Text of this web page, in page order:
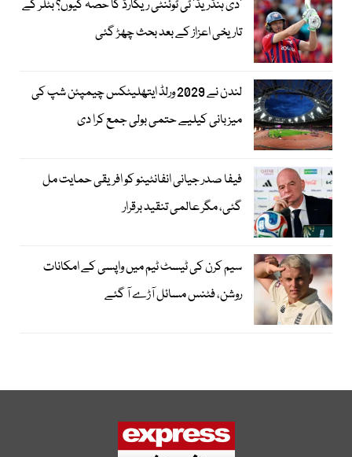
’دی ہنڈریڈ‘ ٹی ٹوئنٹی ریکارڈ کا حصہ کیوں؟ بٹلر کے
تاریخی اعزاز کے بعد بحث چھڑ گئی
لندن نے 2029 ورلڈ ایتھلیٹکس چیمپئن شپ کی
میزبانی کیلیے حتمی بولی جمع کرا دی
فیفا صدر جیانی انفانٹینو کو افریقی حمایت مل
گئی، مگر عالمی تنقید برقرار
سیم کرن کی ٹیسٹ ٹیم میں واپسی کے امکانات
روشن، فٹنس مسائل آڑے آ گئے